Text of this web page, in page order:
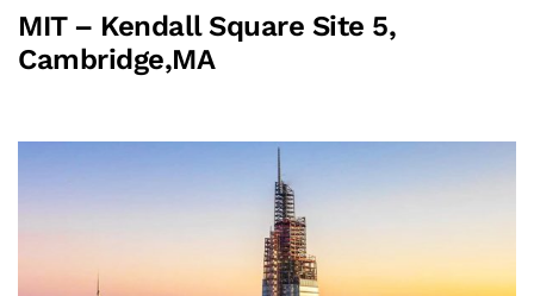
MIT – Kendall Square Site 5,
Cambridge,MA